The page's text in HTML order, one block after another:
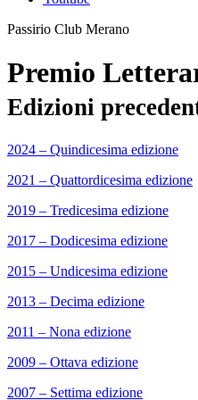
Passirio Club Merano
Premio
Edizioni
2024 – Quindicesima edizione
2021 – Quattordicesima edizione
2019 – Tredicesima edizione
2017 – Dodicesima edizione
2015 – Undicesima edizione
2013 – Decima edizione
2011 – Nona edizione
2009 – Ottava edizione
2007 – Settima edizione